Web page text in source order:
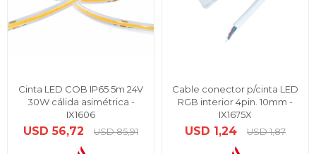
Cinta LED COB IP65 5m 24V
30W cálida asimétrica -
IX1606
USD 56,72 USD 85,91
Cable conector p/cinta LED
RGB interior 4pin. 10mm -
IX1675X
USD 1,24 USD 1,87